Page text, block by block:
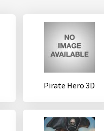
Pirate Hero 3D